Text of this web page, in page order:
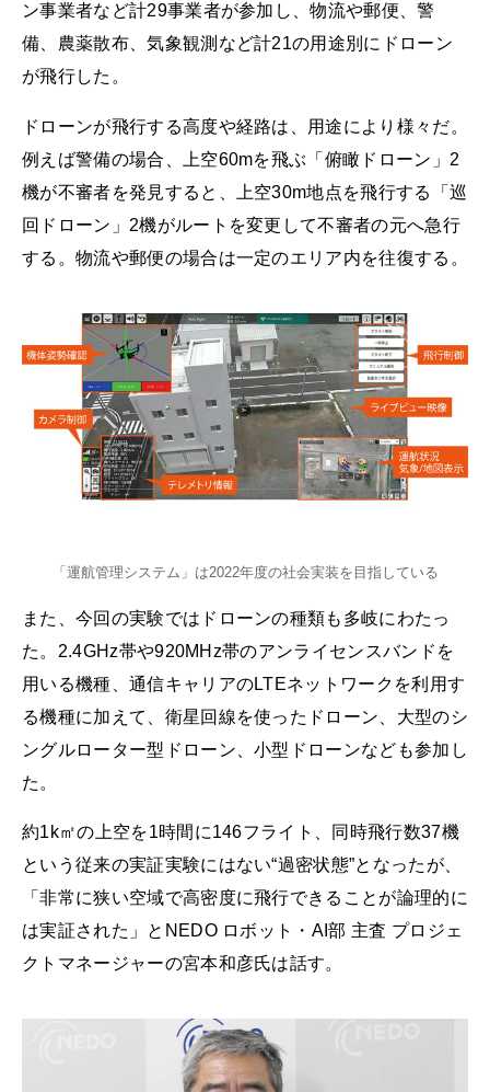
ン事業者など計29事業者が参加し、物流や郵便、警
備、農薬散布、気象観測など計21の用途別にドローン
が飛行した。
ドローンが飛行する高度や経路は、用途により様々だ。
例えば警備の場合、上空60mを飛ぶ「俯瞰ドローン」2
機が不審者を発見すると、上空30m地点を飛行する「巡
回ドローン」2機がルートを変更して不審者の元へ急行
する。物流や郵便の場合は一定のエリア内を往復する。
「運航管理システム」は2022年度の社会実装を目指している
また、今回の実験ではドローンの種類も多岐にわたっ
た。2.4GHz帯や920MHz帯のアンライセンスバンドを
用いる機種、通信キャリアのLTEネットワークを利用す
る機種に加えて、衛星回線を使ったドローン、大型のシ
ングルローター型ドローン、小型ドローンなども参加し
た。
約1k㎡の上空を1時間に146フライト、同時飛行数37機
という従来の実証実験にはない“過密状態”となったが、
「非常に狭い空域で高密度に飛行できることが論理的に
は実証された」とNEDO ロボット・AI部 主査 プロジェ
クトマネージャーの宮本和彦氏は話す。